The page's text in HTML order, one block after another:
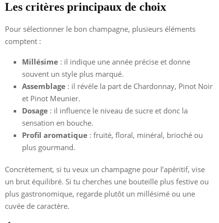
Les critères principaux de choix
Pour sélectionner le bon champagne, plusieurs éléments
comptent :
Millésime : il indique une année précise et donne
souvent un style plus marqué.
Assemblage : il révèle la part de Chardonnay, Pinot Noir
et Pinot Meunier.
Dosage : il influence le niveau de sucre et donc la
sensation en bouche.
Profil aromatique : fruité, floral, minéral, brioché ou
plus gourmand.
Concrètement, si tu veux un champagne pour l’apéritif, vise
un brut équilibré. Si tu cherches une bouteille plus festive ou
plus gastronomique, regarde plutôt un millésimé ou une
cuvée de caractère.